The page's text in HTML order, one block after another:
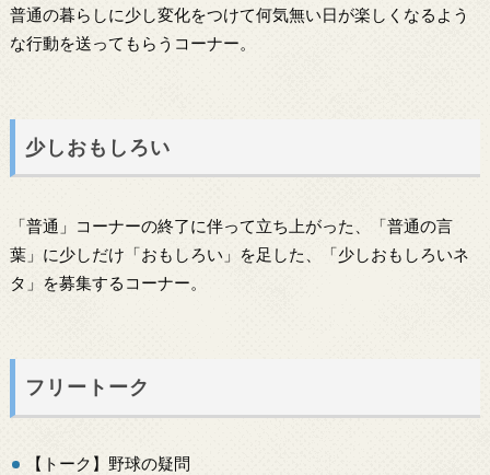
普通の暮らしに少し変化をつけて何気無い日が楽しくなるよう
な行動を送ってもらうコーナー。
少しおもしろい
「普通」コーナーの終了に伴って立ち上がった、「普通の言
葉」に少しだけ「おもしろい」を足した、「少しおもしろいネ
タ」を募集するコーナー。
フリートーク
【トーク】野球の疑問